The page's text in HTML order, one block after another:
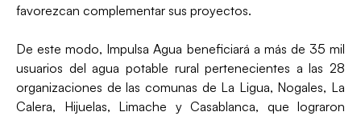
favorezcan complementar sus proyectos.
De este modo, Impulsa Agua beneficiará a más de 35 mil
usuarios del agua potable rural pertenecientes a las 28
organizaciones de las comunas de La Ligua, Nogales, La
Calera, Hijuelas, Limache y Casablanca, que lograron